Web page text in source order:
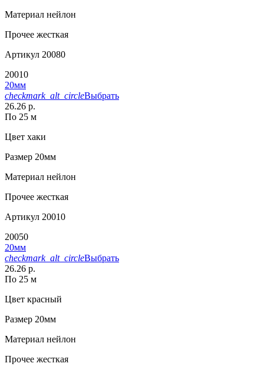
Материал нейлон
Прочее жесткая
Артикул 20080
20010
20мм
checkmark_alt_circleВыбрать
26.26 р.
По 25 м
Цвет хаки
Размер 20мм
Материал нейлон
Прочее жесткая
Артикул 20010
20050
20мм
checkmark_alt_circleВыбрать
26.26 р.
По 25 м
Цвет красный
Размер 20мм
Материал нейлон
Прочее жесткая